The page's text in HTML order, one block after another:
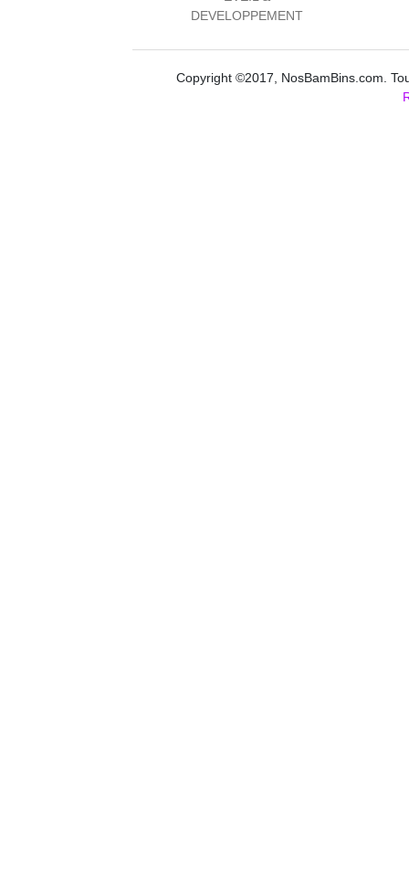
DEVELOPPEMENT
Copyright ©2017, NosBamBins.com.